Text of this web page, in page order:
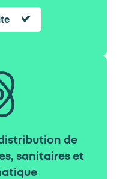
de
sanitaires et